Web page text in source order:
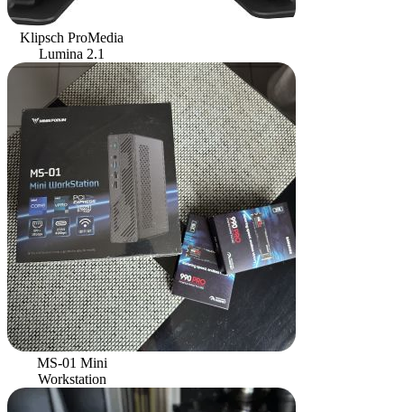
Klipsch ProMedia
Lumina 2.1
MS-01 Mini
Workstation